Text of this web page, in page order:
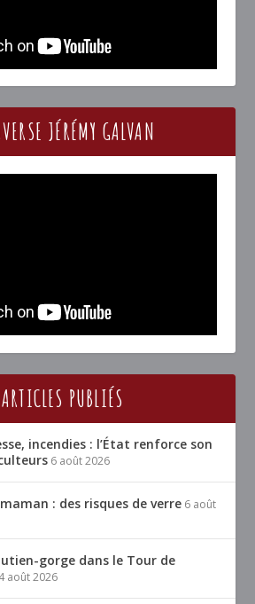
JÉRÉMY GALVAN
PUBLIÉS
incendies : l’État renforce son
6 août 2026
: des risques de verre 6 août
gorge dans le Tour de
4 août 2026